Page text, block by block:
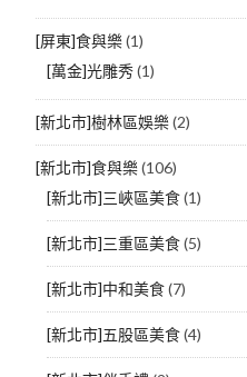
[屏東]食與樂(1)
[萬金]光雕秀(1)
[新北市]樹林區娛樂(2)
[新北市]食與樂(106)
[新北市]三峽區美食(1)
[新北市]三重區美食(5)
[新北市]中和美食(7)
[新北市]五股區美食(4)